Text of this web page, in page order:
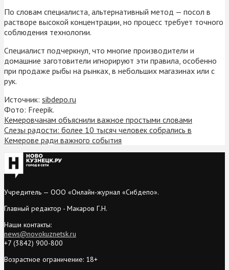
По словам специалиста, альтернативный метод — посол в
растворе высокой концентрации, но процесс требует точного
соблюдения технологии.
Специалист подчеркнул, что многие производители и
домашние заготовители игнорируют эти правила, особенно
при продаже рыбы на рынках, в небольших магазинах или с
рук.
Источник: sibdepo.ru
Фото: Freepik.
Кемеровчанам объяснили важное простыми словами
Слезы радости: более 10 тысяч человек собрались в
Кемерове ради важного события
Учредитель — ООО «Онлайн-журнал «Сибдепо».
Главный редактор - Макаров Г.Н.
Наши контакты:
news@novokuznetsk.ru
+7 (3842) 900-800
Возрастное ограничение: 18+